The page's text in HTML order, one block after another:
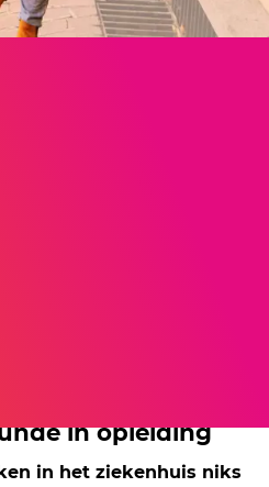
in opleiding
in het ziekenhuis niks